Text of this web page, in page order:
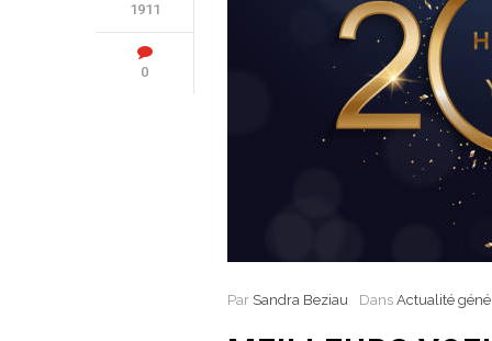
1911
0
Par Sandra Beziau Dans Actualité